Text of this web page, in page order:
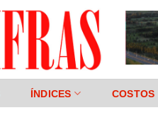
ÍNDICES COSTOS